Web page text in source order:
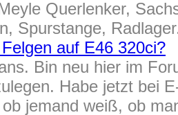
Querlenker,
Spurstange,
auf E46 320ci?
Bin neu hier im
Habe jetzt bei
jemand weiß, ob